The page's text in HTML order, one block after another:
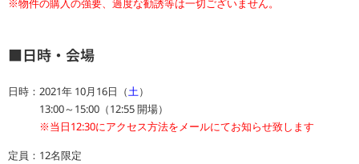
※物件の購入の強要、過度な勧誘等は一切ございません。
■日時・会場
日時：2021年 10月16日（土）
13:00～15:00（12:55 開場）
※当日12:30にアクセス方法をメールにてお知らせ致します
定員：12名限定